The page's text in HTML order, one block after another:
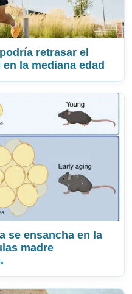
retrasar el
la mediana edad
se ensancha en la
madre